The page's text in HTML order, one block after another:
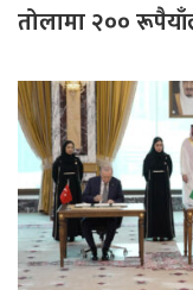
तोलामा २००